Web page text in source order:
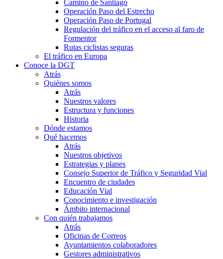
Camino de Santiago
Operación Paso del Estrecho
Operación Paso de Portugal
Regulación del tráfico en el acceso al faro de
Formentor
Rutas ciclistas seguras
El tráfico en Europa
Conoce la DGT
Atrás
Quiénes somos
Atrás
Nuestros valores
Estructura y funciones
Historia
Dónde estamos
Qué hacemos
Atrás
Nuestros objetivos
Estrategias y planes
Consejo Superior de Tráfico y Seguridad Vial
Encuentro de ciudades
Educación Vial
Conocimiento e investigación
Ámbito internacional
Con quién trabajamos
Atrás
Oficinas de Correos
Ayuntamientos colaboradores
Gestores administrativos